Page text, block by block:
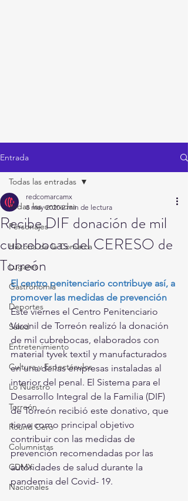
Entrada
Todas las entradas
Personajes
Historia de la Comarca
Lugares
Gastronomía
Deportes
Salud
Entretenimiento
Cultura y Espectáculos
Lo Nuestro
Torreón
Round Cero
Columnistas
CDMX
Nacionales
Todas las entradas
Recibe DIF donación de mil
cubrebocas del CERESO de
Torreón
redcomarcamx
8 may 2020 2 min de lectura
El centro penitenciario contribuye así, a
promover las medidas de prevención
Este viernes el Centro Penitenciario
Varonil de Torreón realizó la donación
de mil cubrebocas, elaborados con
material tyvek textil y manufacturados
en una de las empresas instaladas al
interior del penal. El Sistema para el
Desarrollo Integral de la Familia (DIF)
de Torreón recibió este donativo, que
tiene como principal objetivo
contribuir con las medidas de
prevención recomendadas por las
autoridades de salud durante la
pandemia del Covid- 19.